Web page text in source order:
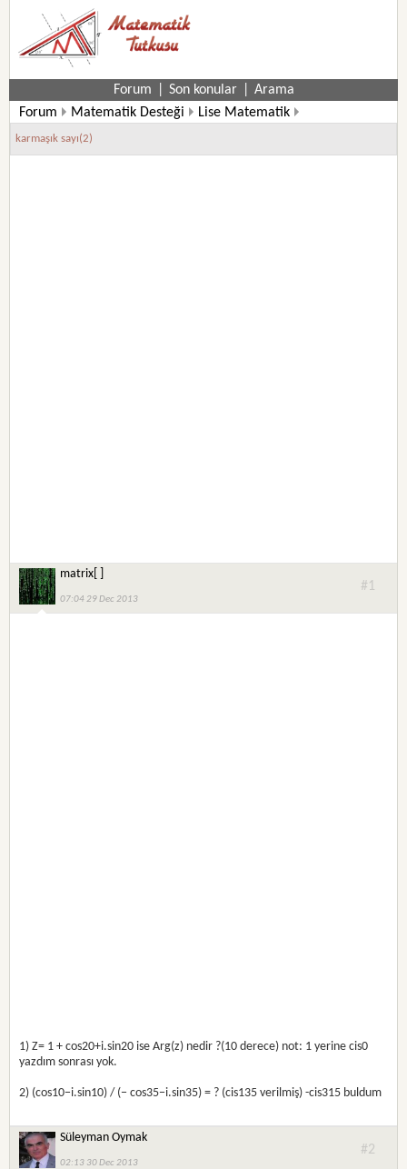
Forum Son konular
Arama
Forum
Matematik Desteği Lise Matematik
karmaşık sayı(2)
matrix[ ]
07:04 29 Dec 2013
#1
1) Z= 1 + cos20+i.sin20 ise Arg(z) nedir ?(10 derece) not: 1 yerine cis0
yazdım sonrası yok.
2) (cos10−i.sin10) / (− cos35−i.sin35) = ? (cis135 verilmiş) -cis315 buldum
Süleyman Oymak
02:13 30 Dec 2013
#2